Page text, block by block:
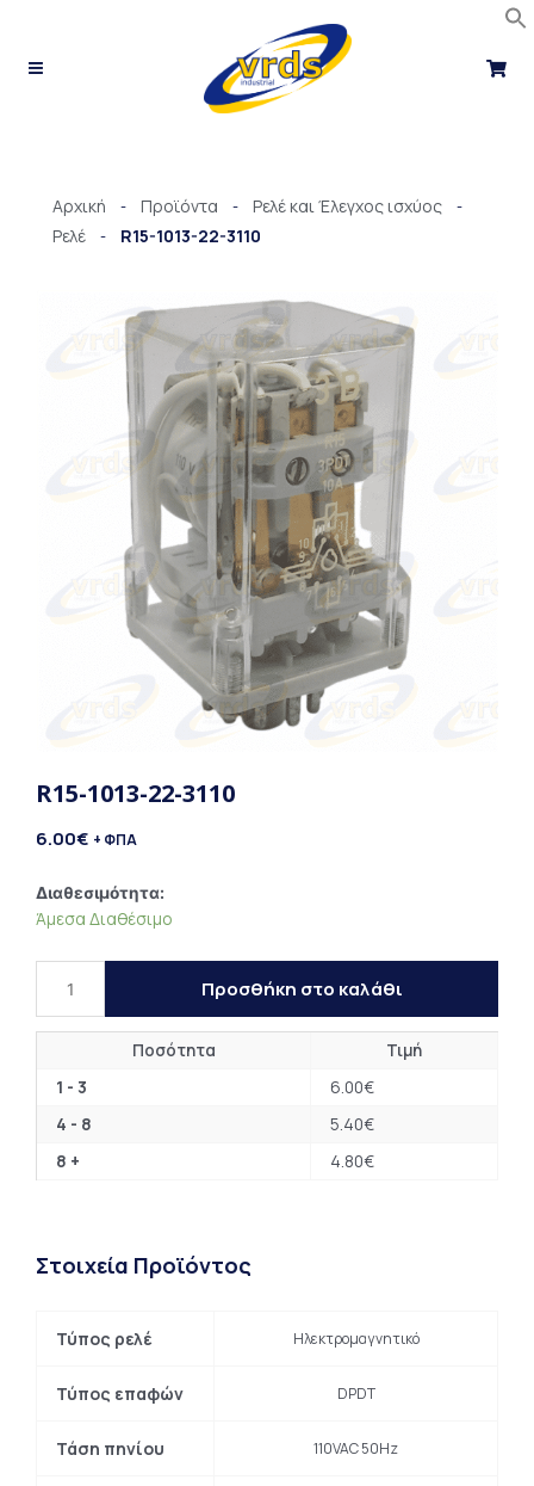
περιεχόμενο
Αρχική - Προϊόντα - Ρελέ και Έλεγχος ισχύος -
Ρελέ - R15-1013-22-3110
R15-1013-22-3110
6.00€ + ΦΠΑ
Διαθεσιμότητα:
Άμεσα Διαθέσιμο
R15-
1013-
ποσότητα
Προσθήκη στο καλάθι
Ποσότητα
Τιμή
1 - 3
6.00€
4 - 8
5.40€
8 +
4.80€
Στοιχεία Προϊόντος
Τύπος ρελέ Ηλεκτρομαγνητικό
Τύπος επαφών DPDT
Τάση πηνίου 110VAC 50Hz